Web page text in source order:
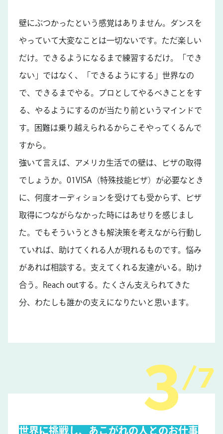
壁にぶつかったという感覚はありません。ダンスを
やっていて大変なことは一切ないです。ただ楽しい
だけ。できるようになるまで練習するだけ。「でき
ない」ではなく、「できるようにする」世界なの
で、できるまでやる。プロとしてやるべきことをす
る、やるようにするのが当たり前というマインドで
す。困難は乗り越えられるからこそやってくるんで
すから。
強いて言えば、アメリカ生活での壁は、ビザの取得
でしょうか。01VISA（特殊技能ビザ）が必要なとき
に、何度オーディションを受けても受からず、ビザ
取得につながらなかった時にはあせりを感じまし
た。でもそういうときも解決策を考えながら行動し
ていれば、助けてくれる人が現れるものです。悩み
があれば相談する。支えてくれる友達がいる。助け
合う。Reach outする。たくさん支えられてきた
分、わたしも誰かの支えになりたいと思います。
7
世界に挑戦し、あこがれの人とのお仕事